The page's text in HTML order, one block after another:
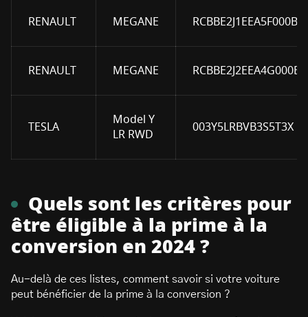
RENAULT MEGANE RCBBE2J1EEA5F000B0
RENAULT MEGANE RCBBE2J2EEA4G000B0
TESLA
Model Y
LR RWD
003Y5LRBVB3S5T3X
Quels sont les critères pour
être éligible à la prime à la
conversion en 2024 ?
Au-delà de ces listes, comment savoir si votre voiture
peut bénéficier de la prime à la conversion ?